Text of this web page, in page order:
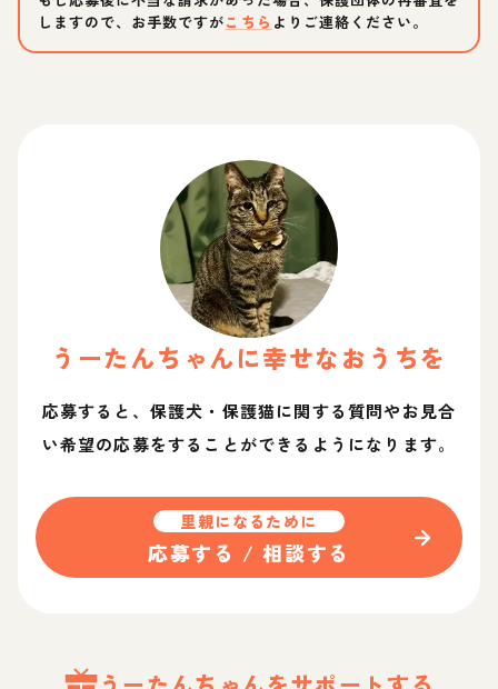
しますので、お手数ですがこちら よりご連絡ください。
うーたんちゃんに幸せなおうちを
応募すると、保護犬・保護猫に関する質問やお見合
い希望の応募をすることができるようになります。
里親になるために
応募する / 相談する